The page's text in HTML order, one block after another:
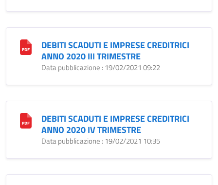
DEBITI SCADUTI E IMPRESE CREDITRICI
ANNO 2020 III TRIMESTRE
Data pubblicazione : 19/02/2021 09:22
DEBITI SCADUTI E IMPRESE CREDITRICI
ANNO 2020 IV TRIMESTRE
Data pubblicazione : 19/02/2021 10:35